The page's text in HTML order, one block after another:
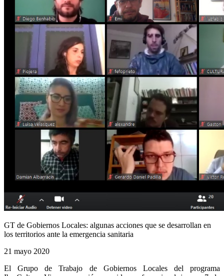
GT de Gobiernos Locales: algunas acciones que se desarrollan en
los territorios ante la emergencia sanitaria
21 mayo 2020
El Grupo de Trabajo de Gobiernos Locales del programa